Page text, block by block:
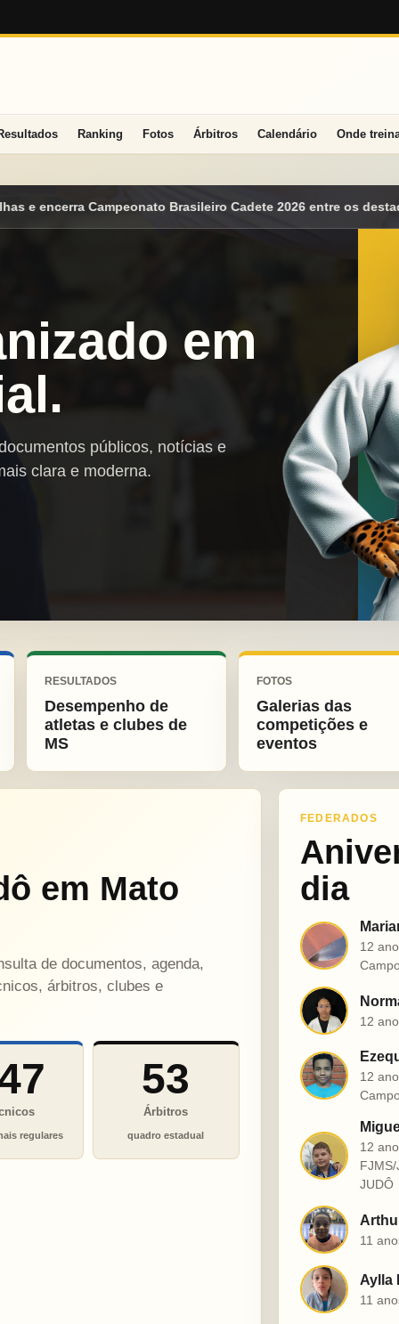
Ranking Fotos Árbitros Calendário Onde
Cadete 2026 entre os destaques nacionais Mato Grosso do
em
públicos, notícias e
clara e moderna.
RESULTADOS
Desempenho de
atletas e clubes de
MS
FOTOS
Galerias das
competições e
eventos
em Mato
de documentos, agenda,
árbitros, clubes e
regulares
53
Árbitros
quadro estadual
FEDERADOS
dia
M
12
N 12
E
12
M
12
JUDÔ
A 11
A Aylla
11